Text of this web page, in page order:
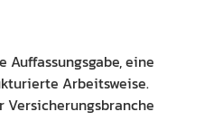
Auffassungsgabe, eine
Arbeitsweise.
Versicherungsbranche